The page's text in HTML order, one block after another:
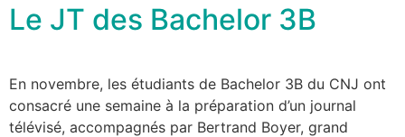
Le JT des Bachelor 3B
En novembre, les étudiants de Bachelor 3B du CNJ ont
consacré une semaine à la préparation d’un journal
télévisé, accompagnés par Bertrand Boyer, grand